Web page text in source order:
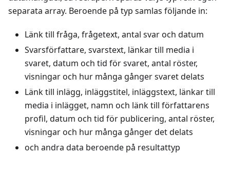
separata array. Beroende på typ samlas följande in:
Länk till fråga, frågetext, antal svar och datum
Svarsförfattare, svarstext, länkar till media i
svaret, datum och tid för svaret, antal röster,
visningar och hur många gånger svaret delats
Länk till inlägg, inläggstitel, inläggstext, länkar till
media i inlägget, namn och länk till författarens
profil, datum och tid för publicering, antal röster,
visningar och hur många gånger det delats
och andra data beroende på resultattyp